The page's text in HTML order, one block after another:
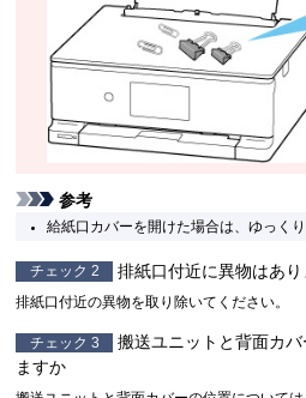
参考
給紙口カバーを開けた場合は、ゆっく
チェック 2 排紙口付近に異物はあ
排紙口付近の異物を取り除いてください。
チェック 3
搬送ユニットと背面カ
ますか